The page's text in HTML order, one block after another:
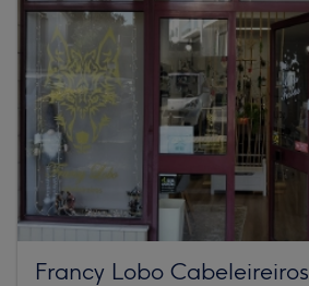
Francy Lobo Cabeleireiros